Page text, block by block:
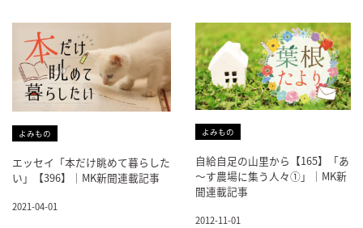
よみもの
エッセイ「本だけ眺めて暮らした
い」【396】｜MK新聞連載記事
2021-04-01
よみもの
自給自足の山里から【165】「あ
～す農場に集う人々①」｜MK新
聞連載記事
2012-11-01